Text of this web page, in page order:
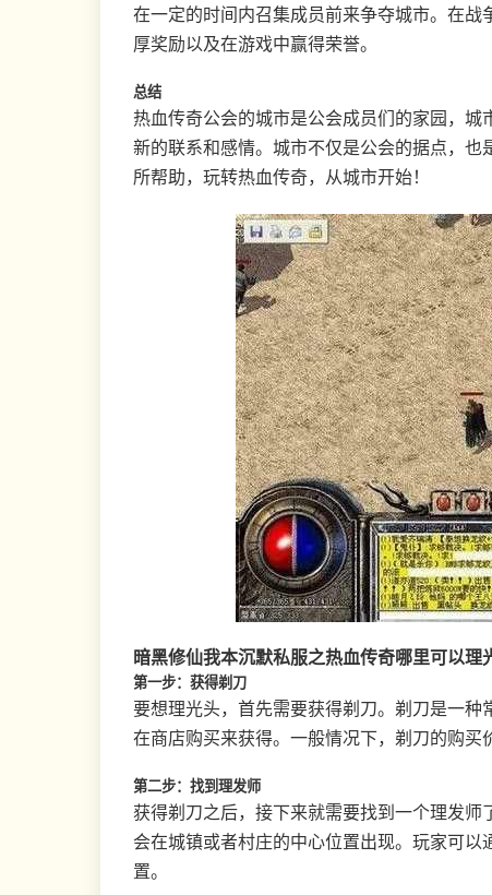
在一定的时间内召集成员前来争夺城市。在
厚奖励以及在游戏中赢得荣誉。
总结
热血传奇公会的城市是公会成员们的家园，
新的联系和感情。城市不仅是公会的据点，
所帮助，玩转热血传奇，从城市开始！
暗黑修仙我本沉默私服之热血传奇哪里可以理
第一步：获得剃刀
要想理光头，首先需要获得剃刀。剃刀是一
在商店购买来获得。一般情况下，剃刀的购买
第二步：找到理发师
获得剃刀之后，接下来就需要找到一个理发
会在城镇或者村庄的中心位置出现。玩家可
置。